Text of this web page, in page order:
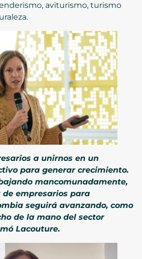
aviturismo, turismo
a unirnos en un
para generar crecimiento.
mancomunadamente,
de empresarios para
seguirá avanzando, como
de la mano del sector
Lacouture.